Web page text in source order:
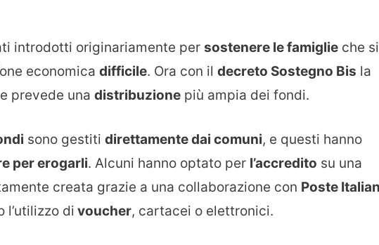
introdotti originariamente per sostenere le famiglie che si
economica difficile. Ora con il decreto Sostegno Bis la
prevede una distribuzione più ampia dei fondi.
sono gestiti direttamente dai comuni, e questi hanno
per erogarli. Alcuni hanno optato per l’accredito su una
creata grazie a una collaborazione con Poste
l’utilizzo di voucher, cartacei o elettronici.